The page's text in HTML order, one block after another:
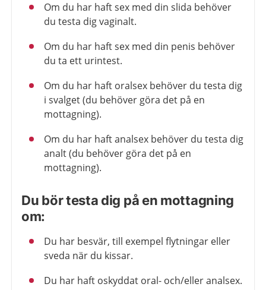
Om du har haft sex med din slida behöver
du testa dig vaginalt.
Om du har haft sex med din penis behöver
du ta ett urintest.
Om du har haft oralsex behöver du testa dig
i svalget (du behöver göra det på en
mottagning).
Om du har haft analsex behöver du testa dig
analt (du behöver göra det på en
mottagning).
Du bör testa dig på en mottagning
om:
Du har besvär, till exempel flytningar eller
sveda när du kissar.
Du har haft oskyddat oral- och/eller analsex.